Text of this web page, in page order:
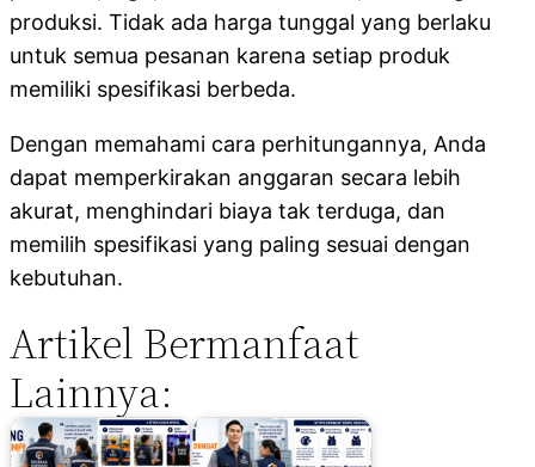
produksi. Tidak ada harga tunggal yang berlaku
untuk semua pesanan karena setiap produk
memiliki spesifikasi berbeda.
Dengan memahami cara perhitungannya, Anda
dapat memperkirakan anggaran secara lebih
akurat, menghindari biaya tak terduga, dan
memilih spesifikasi yang paling sesuai dengan
kebutuhan.
Artikel Bermanfaat
Lainnya: